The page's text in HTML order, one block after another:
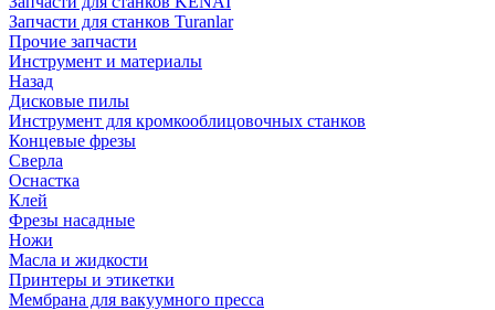
Запчасти для станков Turanlar
Прочие запчасти
Инструмент и материалы
Назад
Дисковые пилы
Инструмент для кромкооблицовочных станков
Концевые фрезы
Сверла
Оснастка
Клей
Фрезы насадные
Ножи
Масла и жидкости
Принтеры и этикетки
Мембрана для вакуумного пресса